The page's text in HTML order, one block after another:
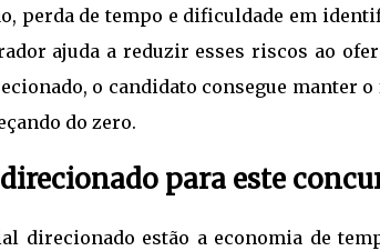
perda de tempo e dificuldade em
ajuda a reduzir esses riscos ao
o candidato consegue manter o
do zero.
para este
direcionado estão a economia de